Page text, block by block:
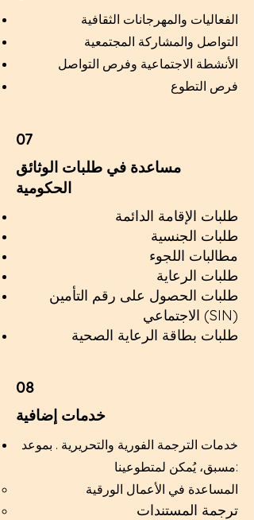
الفعاليات والمهرجانات الثقافية
التواصل والمشاركة المجتمعية
الأنشطة الاجتماعية وفرص التواصل
فرص التطوع
07
مساعدة في طلبات الوثائق
الحكومية
طلبات الإقامة الدائمة
طلبات الجنسية
مطالبات اللجوء
طلبات الرعاية
طلبات الحصول على رقم التأمين
الاجتماعي (SIN)
طلبات بطاقة الرعاية الصحية
08
خدمات إضافية
خدمات الترجمة الفورية والتحريرية . بموعد
مسبق، يُمكن لمتطوعينا:
المساعدة في الأعمال الورقية
ترجمة المستندات